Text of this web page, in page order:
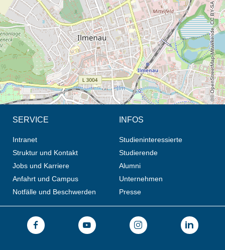
© OpenStreetMap-Mitwirkende, CC BY-SA
SERVICE
Intranet
Struktur und Kontakt
Jobs und Karriere
Anfahrt und Campus
Notfälle und Beschwerden
INFOS
Studieninteressierte
Studierende
Alumni
Unternehmen
Presse